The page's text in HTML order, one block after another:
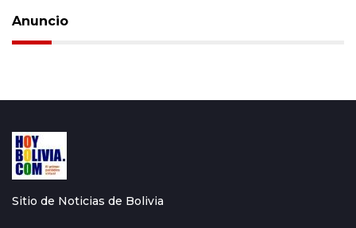
Anuncio
Sitio de Noticias de Bolivia